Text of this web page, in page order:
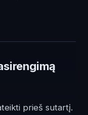
prieš sutartį.